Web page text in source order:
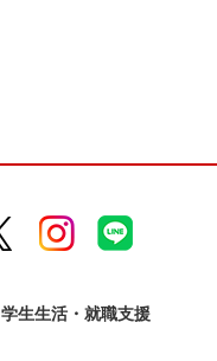
学生生活・就職支援